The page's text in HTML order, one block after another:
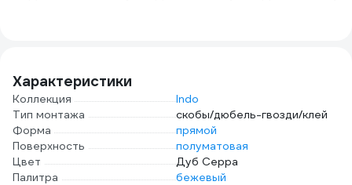
Характеристики
Коллекция
Indo
Тип монтажа
скобы/дюбель-гвозди/клей
Форма
прямой
Поверхность
полуматовая
Цвет
Дуб Серра
Палитра
бежевый